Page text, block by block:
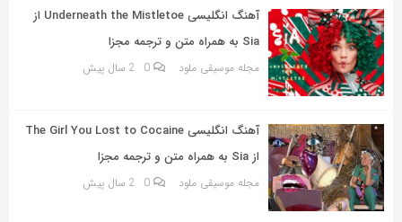
با
دوستان
خود
به
اشتراک
بگذارید.
کپی
آهنگ انگلیسی Underneath the Mistletoe از
Sia به همراه متن و ترجمه مجزا
مجله موسیقی ملود 0 2 سال پیش
آهنگ انگلیسی The Girl You Lost to Cocaine
از Sia به همراه متن و ترجمه مجزا
مجله موسیقی ملود 0 2 سال پیش